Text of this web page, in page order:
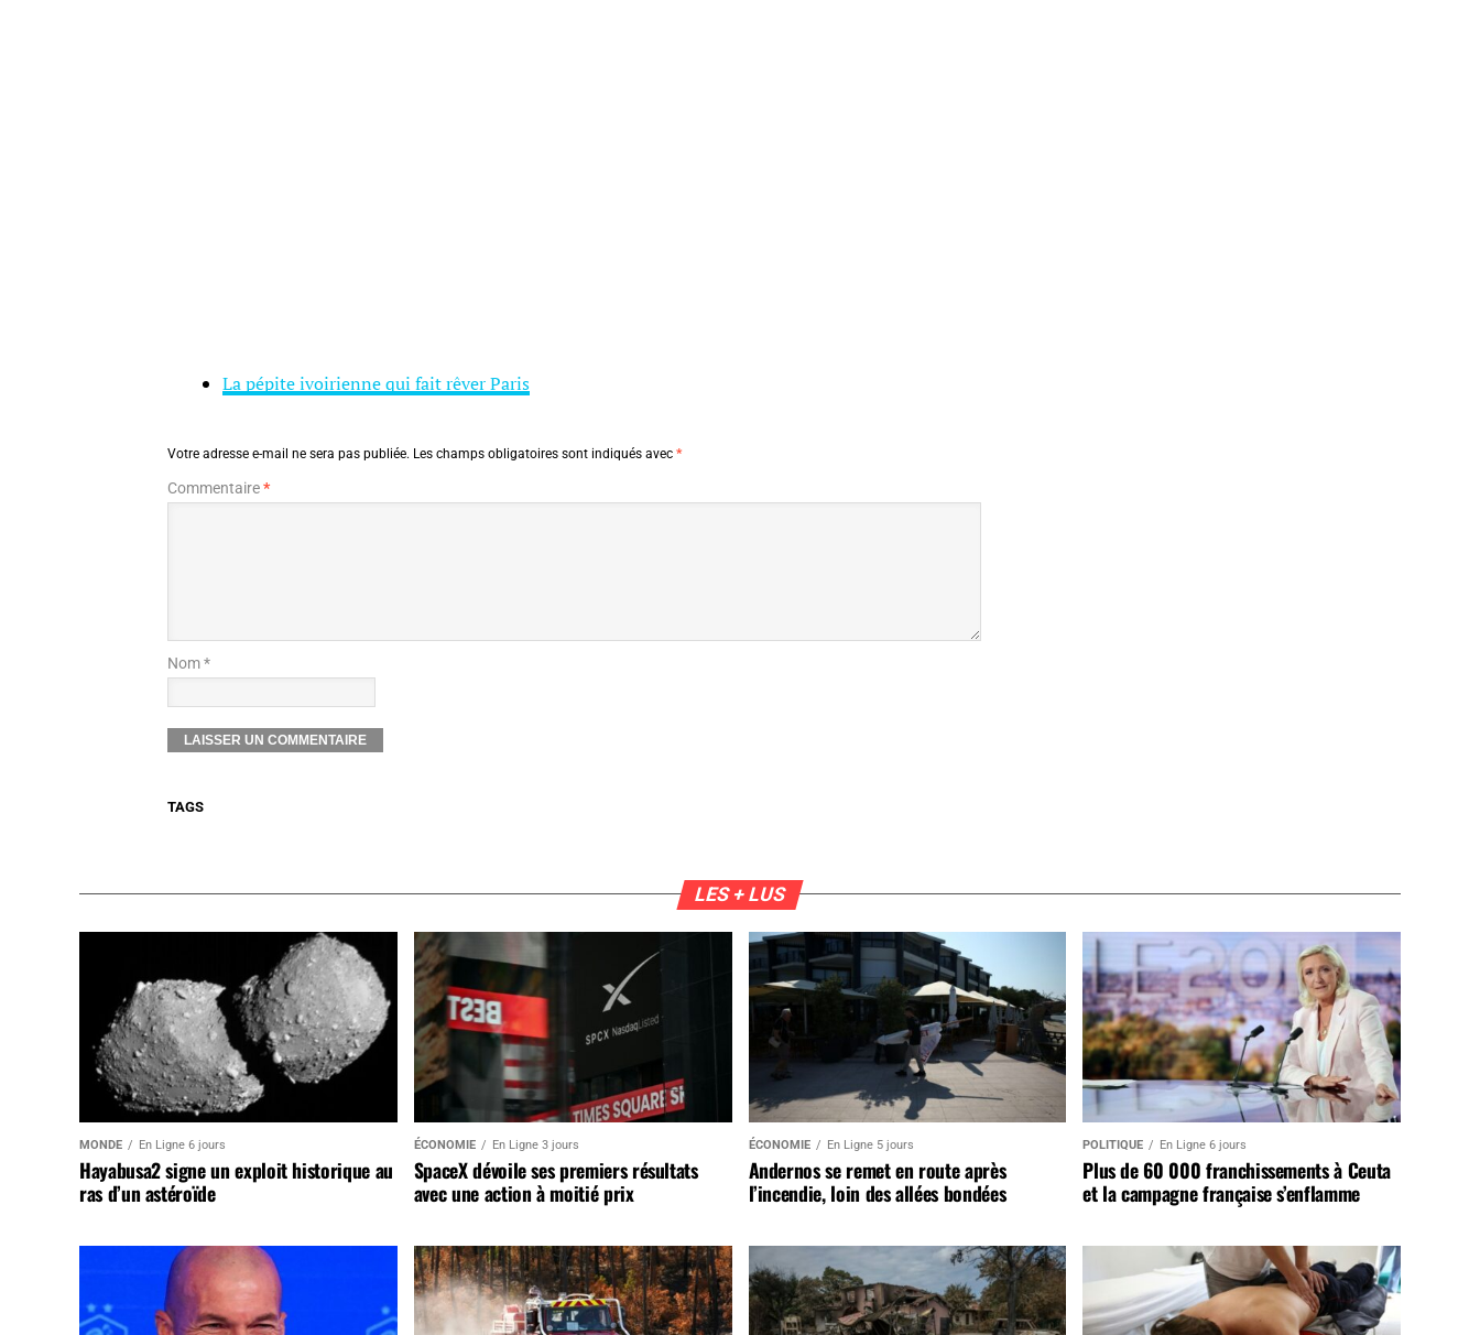
La pépite ivoirienne qui fait rêver Paris
Votre adresse e-mail ne sera pas publiée. Les champs obligatoires sont indiqués avec *
Commentaire*
Nom *
TAGS
LES + LUS
MONDE En Ligne 6 jours
Hayabusa2 signe un exploit historique au
ras d’un astéroïde
ÉCONOMIE En Ligne 3 jours
SpaceX dévoile ses premiers résultats
avec une action à moitié prix
ÉCONOMIE En Ligne 5 jours
Andernos se remet en route après
l’incendie, loin des allées bondées
POLITIQUE En Ligne 6 jours
Plus de 60 000 franchissements à Ceuta
et la campagne française s’enflamme